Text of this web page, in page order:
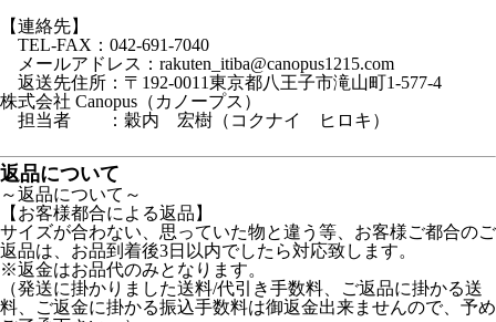
【連絡先】
TEL-FAX：042-691-7040
メールアドレス：rakuten_itiba@canopus1215.com
返送先住所：〒192-0011東京都八王子市滝山町1-577-4
株式会社 Canopus（カノープス）
担当者 ：穀内 宏樹（コクナイ ヒロキ）
返品について
～返品について～
【お客様都合による返品】
サイズが合わない、思っていた物と違う等、お客様ご都合のご
返品は、お品到着後3日以内でしたら対応致します。
※返金はお品代のみとなります。
（発送に掛かりました送料/代引き手数料、ご返品に掛かる送
料、ご返金に掛かる振込手数料は御返金出来ませんので、予め